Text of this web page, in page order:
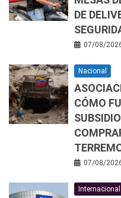
DE
07/08/
Nacional
CÓMO
07/08/
Internacional